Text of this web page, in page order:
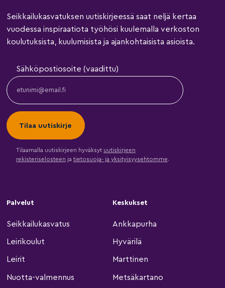
Seikkailukasvatuksen uutiskirjeessä saat neljä kertaa
vuodessa inspiraatiota työhösi kuulemalla verkoston
koulutuksista, kuulumisista ja ajankohtaisista asioista.
Sähköpostiosoite (vaadittu)
Tilaamalla uutiskirjeen hyväksyt uutiskirjeen
rekisteriselosteen ja tietosuoja- ja yksityisyysehtomme.
Palvelut
Seikkailukasvatus
Leirikoulut
Leirit
Nuotta-valmennus
Keskukset
Ankkapurha
Hyvärilä
Marttinen
Metsäkartano